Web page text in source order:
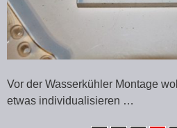
Vor der Wasserkühler Montage
etwas individualisieren …